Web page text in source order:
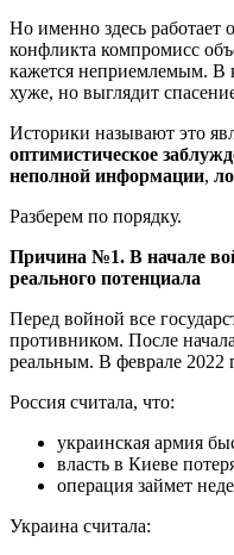
Но именно здесь работает
конфликта компромисс
кажется неприемлемым. В
хуже, но выглядит
Историки называют это
оптимистическое
неполной информации,
Разберем по порядку.
Причина №1. В начале
реального потенциала
Перед войной все
противником. После
реальным. В феврале 2022
Россия считала, что:
украинская армия
власть в Киеве
операция займет
Украина считала: